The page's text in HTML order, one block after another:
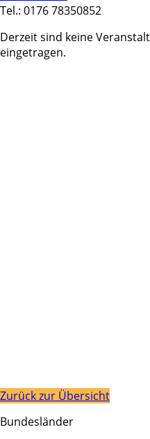
Tel.: 0176 78350852
Derzeit sind keine
eingetragen.
Zurück zur Übersicht
Bundesländer